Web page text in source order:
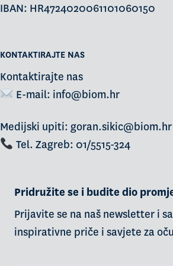
IBAN: HR4724020061101060150
KONTAKTIRAJTE NAS
Kontaktirajte nas
E-mail: info@biom.hr
Medijski upiti: goran.sikic@biom.hr
Tel. Zagreb: 01/5515-324
Pridružite se i budite dio
Prijavite se na naš newsletter i
inspirativne priče i savjete za